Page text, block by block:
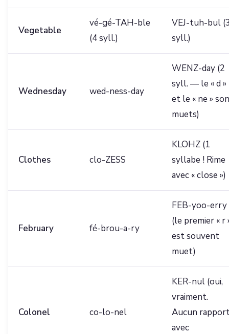
Vegetable
vé-gé-TAH-ble
(4 syll.)
VEJ-tuh-bul
syll.)
Wednesday wed-ness-day
WENZ-day (2
syll. — le « d »
et le « ne »
muets)
Clothes clo-ZESS
KLOHZ (1
syllabe ! Rime
avec « close »)
February fé-brou-a-ry
FEB-yoo-erry
(le premier « r
est souvent
muet)
Colonel co-lo-nel
KER-nul (oui,
vraiment.
Aucun
avec